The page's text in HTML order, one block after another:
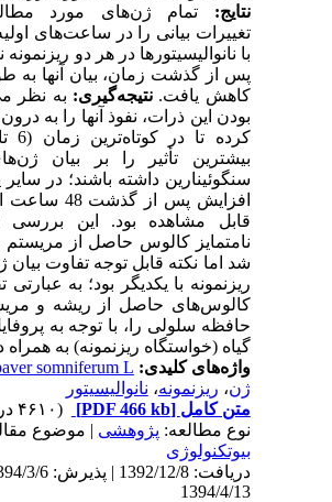
نتایج:تمام ژن‌های مورد مطالعه
تغییرات بیانی را در ساعت‌های اولیه
با نانوالیسیتورها در هر دو ریزنمونه
پس از گذشت زمان، بیان آنها به طور
کاهش یافت.نتیجه‌گیری:به نظر
بودن این ذرات، نفوذ آنها را به درون
بیشترین تأثیر را بر بیان ژن‌های
سنگوئینارین داشته باشند؛ در سایر
افزایش پس از گذشت 48
قابل مشاهده بود. این بررسی
نامتمایز کالوس حاصل از مریستم و
شد اما نکته قابل توجه تفاوت بیان
ریزنمونه با یکدیگر بود؛ به عبارتی
کالوس‌های حاصل از ریشه و
حافظه سلولی را، با توجه به پروفایل
گیاه (خواستگاه ریزنمونه) به همراه
واژه‌های کلیدی:Papaver somniferum L.
، ریزنمونه،نانوالیسیتور
متن کامل[PDF 466 kb]
(۴۶۱۰ دریافت)
نوع مطالعه:پژوهشی| موضوع مقاله:
بيوتكنولوژی
1394/4/13